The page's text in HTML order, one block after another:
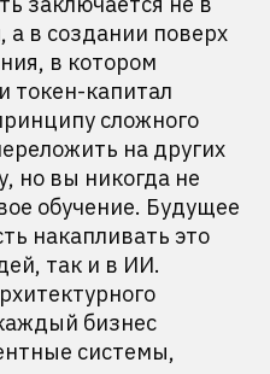
в создании поверх
в котором
токен-капитал
сложного
на других
но вы никогда не
обучение. Будущее
накапливать это
так и в ИИ.
бизнес
системы,